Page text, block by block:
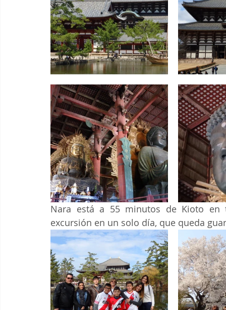
Nara está a 55 minutos de Kioto en
excursión en un solo día, que queda